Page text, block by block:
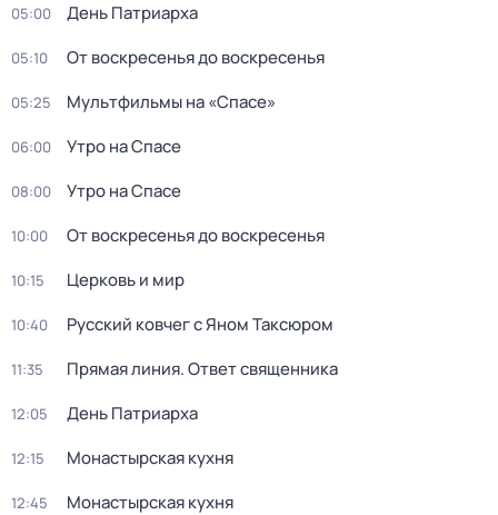
05:00 День Патриарха
05:10 От воскресенья до воскресенья
05:25 Мультфильмы на «Спасе»
06:00 Утро на Спасе
08:00 Утро на Спасе
10:00 От воскресенья до воскресенья
10:15 Церковь и мир
10:40 Русский ковчег с Яном Таксюром
11:35 Прямая линия. Ответ священника
12:05 День Патриарха
12:15 Монaстыpская кухня
12:45 Монaстыpская кухня